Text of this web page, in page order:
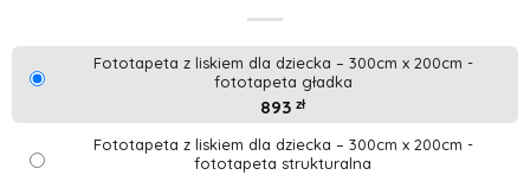
Fototapeta z liskiem dla dziecka – 300cm x 200cm -
fototapeta gładka
893 zł
Fototapeta z liskiem dla dziecka – 300cm x 200cm -
fototapeta strukturalna